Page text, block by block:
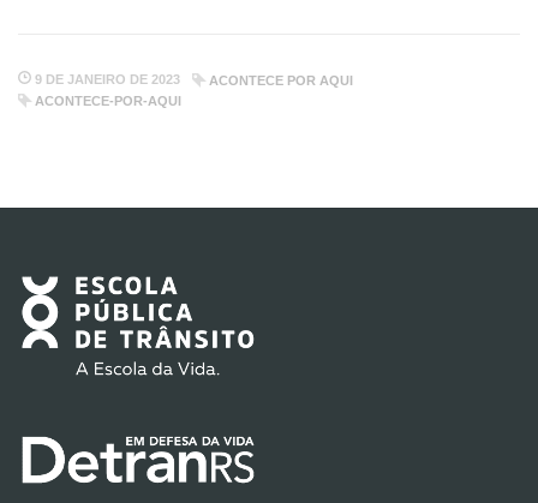
9 DE JANEIRO DE 2023
ACONTECE POR AQUI
ACONTECE-POR-AQUI